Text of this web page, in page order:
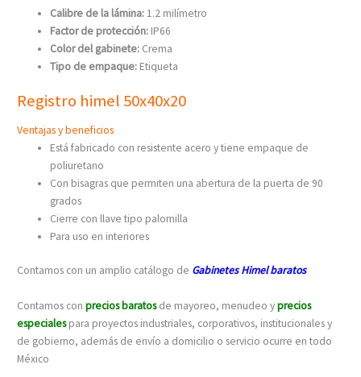
Calibre de la lámina: 1.2 milímetro
Factor de protección: IP66
Color del gabinete: Crema
Tipo de empaque: Etiqueta
Registro himel 50x40x20
Ventajas y beneficios
Está fabricado con resistente acero y tiene empaque de
poliuretano
Con bisagras que permiten una abertura de la puerta de 90
grados
Cierre con llave tipo palomilla
Para uso en interiores
Contamos con un amplio catálogo de Gabinetes Himel baratos
Contamos conprecios baratos de mayoreo, menudeo yprecios
especialespara proyectos industriales, corporativos, institucionales y
de gobierno, además de envío a domicilio o servicio ocurre en todo
México